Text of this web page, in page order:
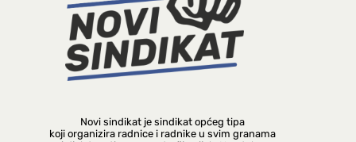
Novi sindikat je sindikat općeg tipa
koji organizira radnice i radnike u svim granama